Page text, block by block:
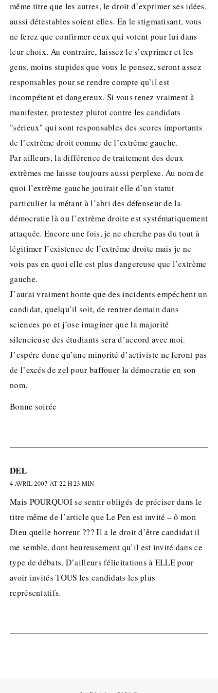
même titre que les autres, le droit d’exprimer ses idées,
aussi détestables soient elles. En le stigmatisant, vous
ne ferez que confirmer ceux qui votent pour lui dans
leur choix. Au contraire, laissez le s’exprimer et les
gens, moins stupides que vous le pensez, seront assez
responsables pour se rendre compte qu’il est
incompétent et dangereux. Si vous tenez vraiment à
manifester, protestez plutot contre les candidats
"sérieux" qui sont responsables des scores importants
de l’extrème droit comme de l’extréme gauche.
Par ailleurs, la différence de traitement des deux
extrèmes me laisse toujours aussi perplexe. Au nom de
quoi l’extrème gauche jouirait elle d’un statut
particulier la métant à l’abri des défenseur de la
démocratie là ou l’extrème droite est systématiquement
attaquée. Encore une fois, je ne cherche pas du tout à
légitimer l’existence de l’extréme droite mais je ne
vois pas en quoi elle est plus dangereuse que l’extrème
gauche.
J’aurai vraiment honte que des incidents empéchent un
candidat, quelqu’il soit, de rentrer demain dans
sciences po et j’ose imaginer que la majorité
silencieuse des étudiants sera d’accord avec moi.
J’espére donc qu’une minorité d’activiste ne feront pas
de l’excés de zel pour baffouer la démocratie en son
nom.
Bonne soirée
DEL
4 AVRIL 2007 AT 22 H 23 MIN
Mais POURQUOI se sentir obligés de préciser dans le
titre même de l’article que Le Pen est invité – ô mon
Dieu quelle horreur ??? Il a le droit d’être candidat il
me semble, dont heureusement qu’il est invité dans ce
type de débats. D’ailleurs félicitations à ELLE pour
avoir invités TOUS les candidats les plus
représentatifs.